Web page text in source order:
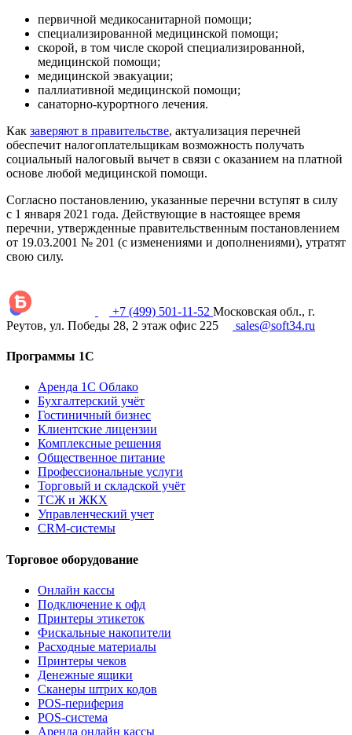
первичной медикосанитарной помощи;
специализированной медицинской помощи;
скорой, в том числе скорой специализированной,
медицинской помощи;
медицинской эвакуации;
паллиативной медицинской помощи;
санаторно-курортного лечения.
Как заверяют в правительстве, актуализация перечней
обеспечит налогоплательщикам возможность получать
социальный налоговый вычет в связи с оказанием на платной
основе любой медицинской помощи.
Согласно постановлению, указанные перечни вступят в силу
с 1 января 2021 года. Действующие в настоящее время
перечни, утвержденные правительственным постановлением
от 19.03.2001 № 201 (с изменениями и дополнениями), утратят
свою силу.
+7 (499) 501-11-52 Московская обл., г.
Реутов, ул. Победы 28, 2 этаж офис 225
sales@soft34.ru
Программы 1С
Аренда 1С Облако
Бухгалтерский учёт
Гостиничный бизнес
Клиентские лицензии
Комплексные решения
Общественное питание
Профессиональные услуги
Торговый и складской учёт
ТСЖ и ЖКХ
Управленческий учет
CRM-системы
Торговое оборудование
Онлайн кассы
Подключение к офд
Принтеры этикеток
Фискальные накопители
Расходные материалы
Принтеры чеков
Денежные ящики
Сканеры штрих кодов
POS-периферия
POS-система
Аренда онлайн кассы